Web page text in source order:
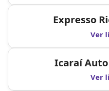
Expresso
Ver
Icaraí
Ver